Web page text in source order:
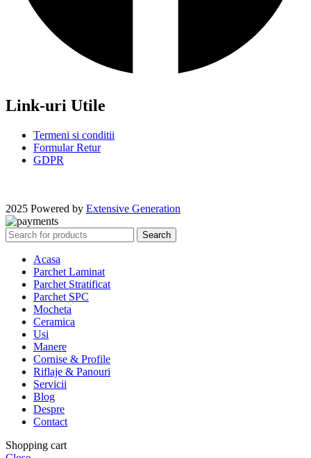
Link-uri Utile
Termeni si conditii
Formular Retur
GDPR
2025 Powered by Extensive Generation
Search
Acasa
Parchet Laminat
Parchet Stratificat
Parchet SPC
Mocheta
Ceramica
Usi
Manere
Cornise & Profile
Riflaje & Panouri
Servicii
Blog
Despre
Contact
Shopping cart